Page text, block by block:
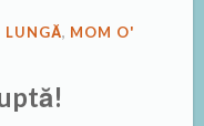
LUNGĂ, MOM O'